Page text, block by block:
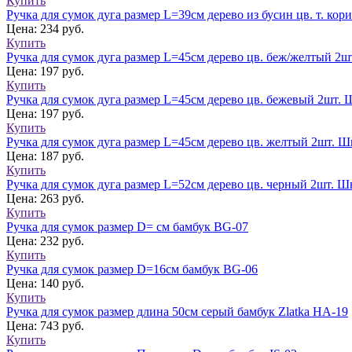
Ручка для сумок дуга размер L=39см дерево из бусин цв. т.
Цена: 234 руб.
Купить
Ручка для сумок дуга размер L=45см дерево цв. беж/желтый
Цена: 197 руб.
Купить
Ручка для сумок дуга размер L=45см дерево цв. бежевый
Цена: 197 руб.
Купить
Ручка для сумок дуга размер L=45см дерево цв. желтый 2шт.
Цена: 187 руб.
Купить
Ручка для сумок дуга размер L=52см дерево цв. черный 2шт.
Цена: 263 руб.
Купить
Ручка для сумок размер D= см бамбук BG-07
Цена: 232 руб.
Купить
Ручка для сумок размер D=16см бамбук BG-06
Цена: 140 руб.
Купить
Ручка для сумок размер длина 50см серый бамбук Zlatka НА-19
Цена: 743 руб.
Купить